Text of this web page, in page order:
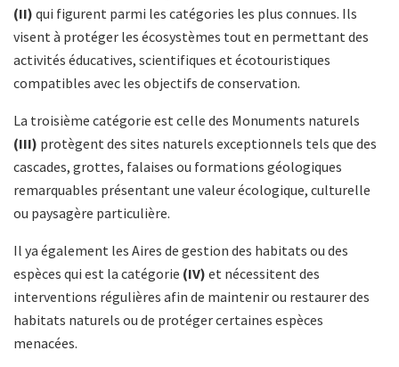
(II) qui figurent parmi les catégories les plus connues. Ils
visent à protéger les écosystèmes tout en permettant des
activités éducatives, scientifiques et écotouristiques
compatibles avec les objectifs de conservation.
La troisième catégorie est celle des Monuments naturels
(III) protègent des sites naturels exceptionnels tels que des
cascades, grottes, falaises ou formations géologiques
remarquables présentant une valeur écologique, culturelle
ou paysagère particulière.
Il ya également les Aires de gestion des habitats ou des
espèces qui est la catégorie (IV) et nécessitent des
interventions régulières afin de maintenir ou restaurer des
habitats naturels ou de protéger certaines espèces
menacées.